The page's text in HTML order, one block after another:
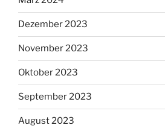
Dezember 2023
November 2023
Oktober 2023
September 2023
August 2023